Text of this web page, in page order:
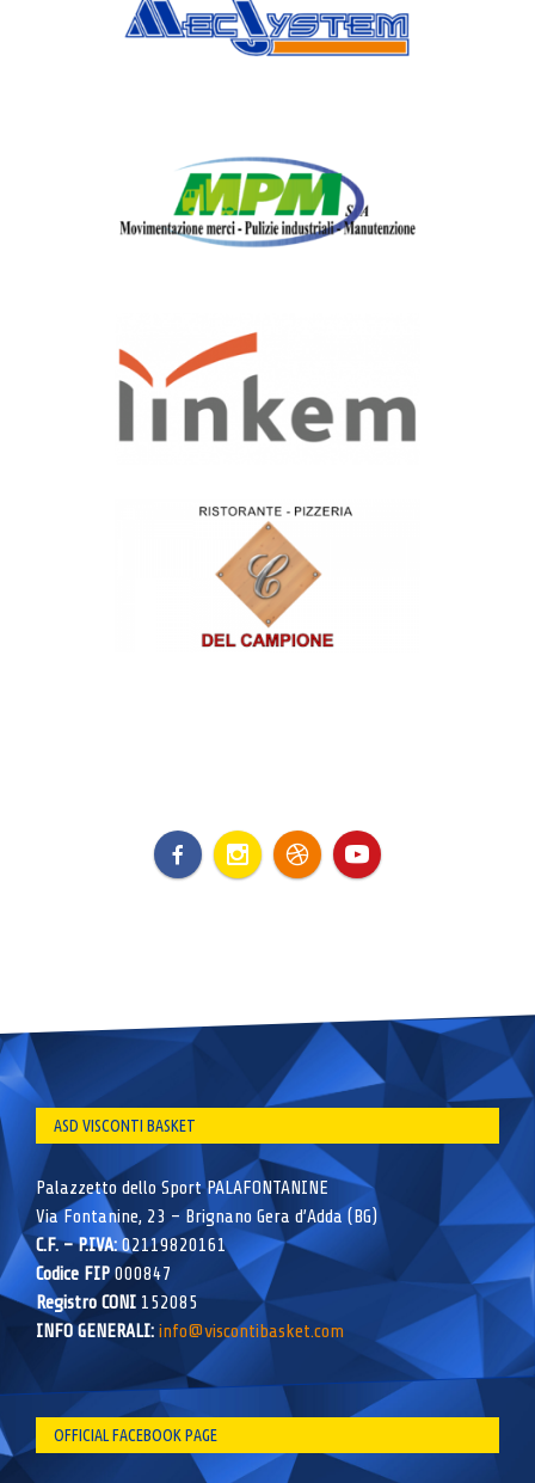
ASD VISCONTI BASKET
Palazzetto dello Sport PALAFONTANINE
Via Fontanine, 23 – Brignano Gera d’Adda (BG)
C.F. – P.IVA:02119820161
Codice FIP000847
Registro CONI 152085
INFO GENERALI: info@viscontibasket.com
OFFICIAL FACEBOOK PAGE